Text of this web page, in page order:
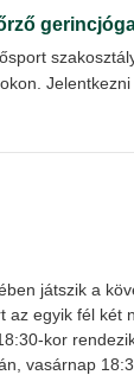
Jelentkezni
játszik a
az egyik fél két
kor
vasárnap